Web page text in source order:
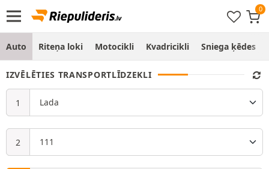
Auto Riteņa loki Motocikli Kvadricikli Sniega ķēdes
IZVĒLĒTIES TRANSPORTLĪDZEKLI